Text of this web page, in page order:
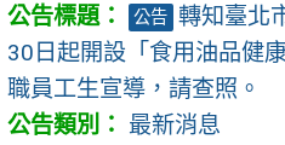
公告 轉知臺北
30日起開設「食用油品健
職員工生宣導，請查照。
最新消息